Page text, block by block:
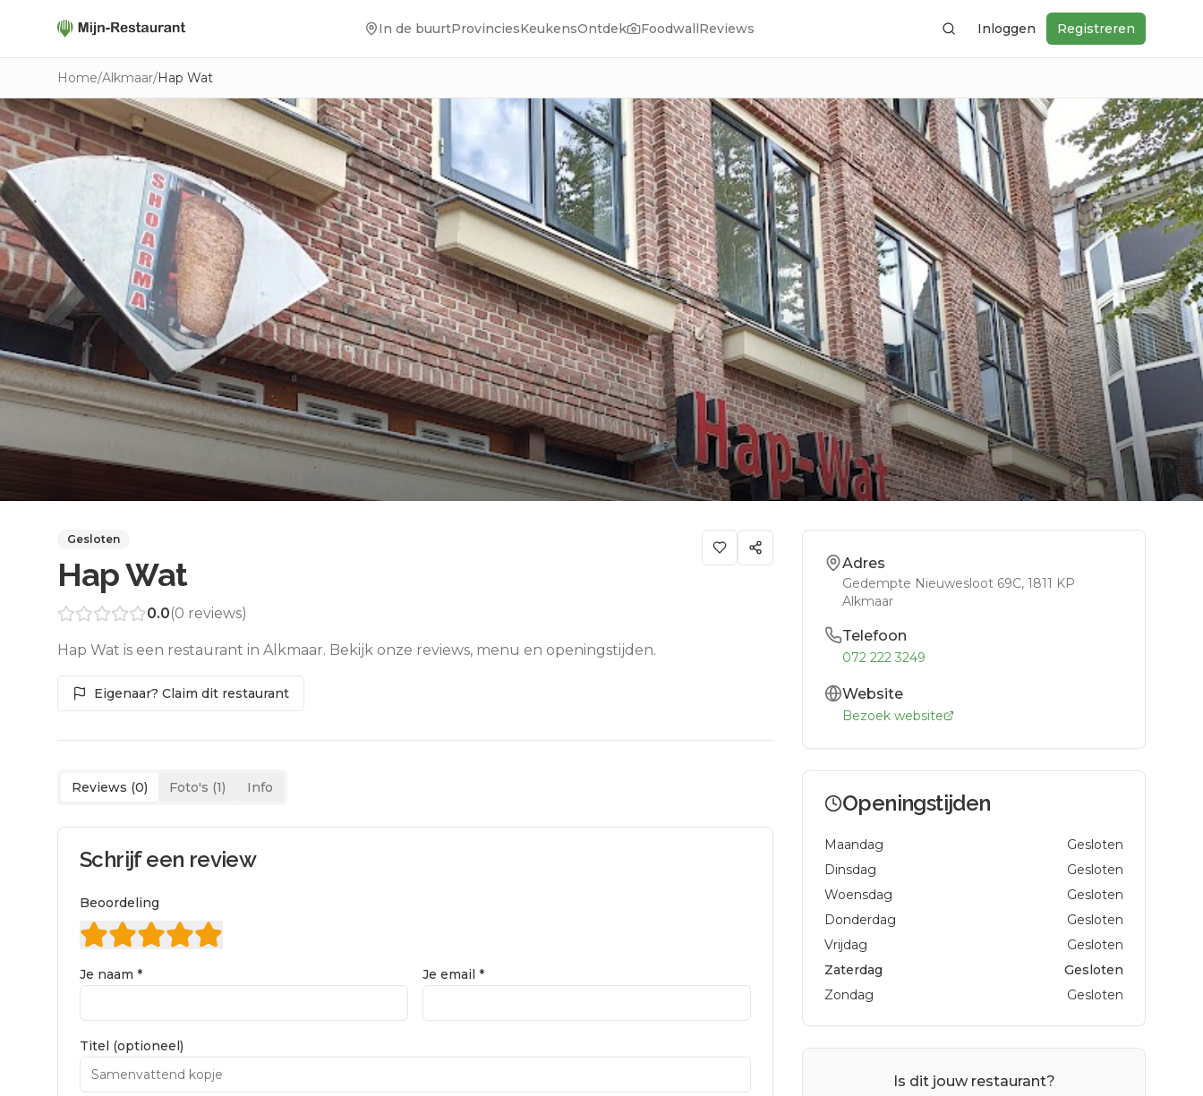
In de buurtProvinciesKeukensOntdek FoodwallReviews ZoekenInloggen Registreren
Home/Alkmaar/Hap Wat
Gesloten
Hap Wat
0.0(0 reviews)
Hap Wat is een restaurant in Alkmaar. Bekijk onze reviews, menu en openingstijden.
Eigenaar? Claim dit restaurant
Reviews (0) Foto's (1) Info
Schrijf een review
Beoordeling
Je naam * Je email *
Titel (optioneel)
Adres
Gedempte Nieuwesloot 69C, 1811 KP
Alkmaar
Telefoon
072 222 3249
Website
Bezoek website
Openingstijden
Maandag
Gesloten
Dinsdag
Gesloten
Woensdag
Gesloten
Donderdag
Gesloten
Vrijdag
Gesloten
Zaterdag
Gesloten
Zondag
Gesloten
Is dit jouw restaurant?